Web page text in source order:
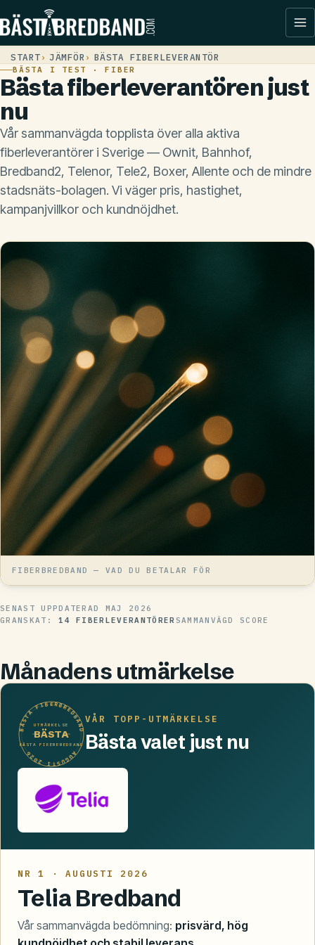
START JÄMFÖR BÄSTA FIBERLEVERANTÖR
BÄSTA I TEST · FIBER
Bästa fiberleverantören just
nu
Vår sammanvägda topplista över alla aktiva
fiberleverantörer i Sverige — Ownit, Bahnhof,
Bredband2, Telenor, Tele2, Boxer, Allente och de mindre
stadsnäts-bolagen. Vi väger pris, hastighet,
kampanjvillkor och kundnöjdhet.
FIBERBREDBAND — VAD DU BETALAR FÖR
SENAST UPPDATERAD MAJ 2026
GRANSKAT:14 FIBERLEVERANTÖRER SAMMANVÄGD SCORE
Månadens utmärkelse
BÄSTA FIBERBREDBAND
· AUGUSTI 2026 ·
UTMÄRKELSE
BÄSTA
BÄSTA FIBERBREDBAND
VÅR TOPP-UTMÄRKELSE
Bästa valet just nu
NR 1 · AUGUSTI 2026
Telia Bredband
Vår sammanvägda bedömning: prisvärd, hög